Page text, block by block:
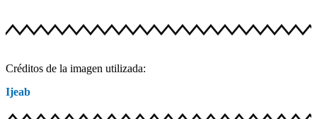
Créditos de la imagen utilizada:
Ijeab